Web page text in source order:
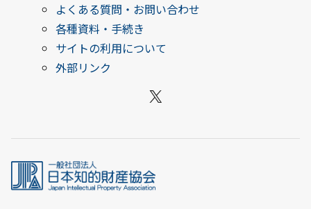
よくある質問・お問い合わせ
各種資料・手続き
サイトの利用について
外部リンク
X